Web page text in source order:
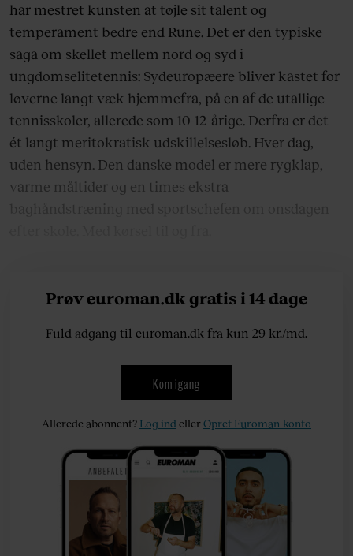
har mestret kunsten at tøjle sit talent og
temperament bedre end Rune. Det er den typiske
saga om skellet mellem nord og syd i
ungdomselitetennis: Sydeuropæere bliver kastet for
løverne langt væk hjemmefra, på en af de utallige
tennisskoler, allerede som 10-12-årige. Derfra er det
ét langt meritokratisk udskillelsesløb. Hver dag,
uden hensyn. Den danske model er mere rygklap,
varme måltider og en times ekstra
Prøv euroman.dk gratis i 14 dage
Fuld adgang til euroman.dk fra kun 29 kr./md.
Kom igang
Allerede abonnent? Log ind ellerOpret Euroman-konto